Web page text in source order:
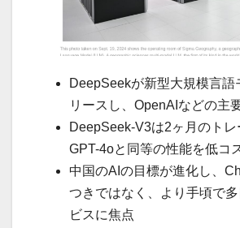
DeepSeekが新型大規模言語
リースし、OpenAIなどの主
DeepSeek-V3は2ヶ月のト
GPT-4oと同等の性能を低コ
中国のAIの目標が進化し、
つきではなく、より手頃で
ビスに焦点